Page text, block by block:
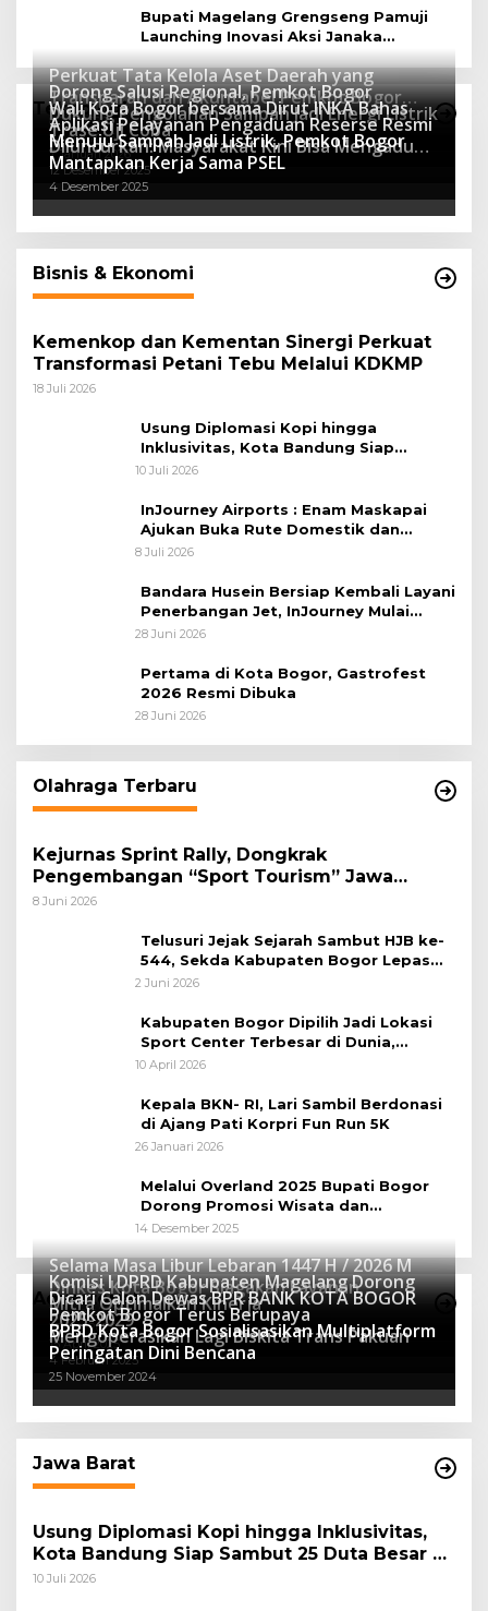
Bupati Magelang Grengseng Pamuji
Launching Inovasi Aksi Janaka
Program Sekolah Adiwiyata
Teknologi
Perkuat Tata Kelola Aset Daerah yang
Transparan dan Akuntabel Pemkot Bogor
Luncurkan SIMASDA
8 Juli 2026
Dorong Salusi Regional, Pemkot Bogor
Dukung Pengolahan Sampah Jadi Energi Listrik
8 April 2026
Wali Kota Bogor bersama Dirut INKA Bahas
Trase Uji Coba
7 Januari 2026
Aplikasi Pelayanan Pengaduan Reserse Resmi
Diluncurkan: Masyarakat Kini Bisa Mengadu
Lebih Cepat, Mudah, dan Terintegrasi
12 Desember 2025
Menuju Sampah Jadi Listrik, Pemkot Bogor
Mantapkan Kerja Sama PSEL
4 Desember 2025
Bisnis & Ekonomi
Kemenkop dan Kementan Sinergi Perkuat
Transformasi Petani Tebu Melalui KDKMP
18 Juli 2026
Usung Diplomasi Kopi hingga
Inklusivitas, Kota Bandung Siap
Sambut 25 Duta Besar di Festival Asia
10 Juli 2026
InJourney Airports : Enam Maskapai
Ajukan Buka Rute Domestik dan
Internasional dari Bandara Husein
8 Juli 2026
Bandara Husein Bersiap Kembali Layani
Penerbangan Jet, InJourney Mulai
Tahap Optimalisasi
28 Juni 2026
Pertama di Kota Bogor, Gastrofest
2026 Resmi Dibuka
28 Juni 2026
Olahraga Terbaru
Kejurnas Sprint Rally, Dongkrak
Pengembangan “Sport Tourism” Jawa
Tengah
8 Juni 2026
Telusuri Jejak Sejarah Sambut HJB ke-
544, Sekda Kabupaten Bogor Lepas
Gowes Napak Tilas Bogor
2 Juni 2026
Kabupaten Bogor Dipilih Jadi Lokasi
Sport Center Terbesar di Dunia,
Peluang Tingkatkan Pertumbuhan
10 April 2026
Kepala BKN- RI, Lari Sambil Berdonasi
di Ajang Pati Korpri Fun Run 5K
26 Januari 2026
Melalui Overland 2025 Bupati Bogor
Dorong Promosi Wisata dan
Pelestarian Alam
14 Desember 2025
Advertorial
Selama Masa Libur Lebaran 1447 H / 2026 M
Dinkes Kota Bogor Siagakan Layanan
Kesehatan
16 Maret 2026
Komisi I DPRD Kabupaten Magelang Dorong
Mitra Optimalkan Kinerja
27 Mei 2025
Dicari Calon Dewas BPR BANK KOTA BOGOR
2025-2029
15 April 2025
Pemkot Bogor Terus Berupaya
Mengoperasikan Lagi Biskita Trans Pakuan
4 Februari 2025
BPBD Kota Bogor Sosialisasikan Multiplatform
Peringatan Dini Bencana
25 November 2024
Jawa Barat
Usung Diplomasi Kopi hingga Inklusivitas,
Kota Bandung Siap Sambut 25 Duta Besar di
Festival Asia Afrika 2026
10 Juli 2026